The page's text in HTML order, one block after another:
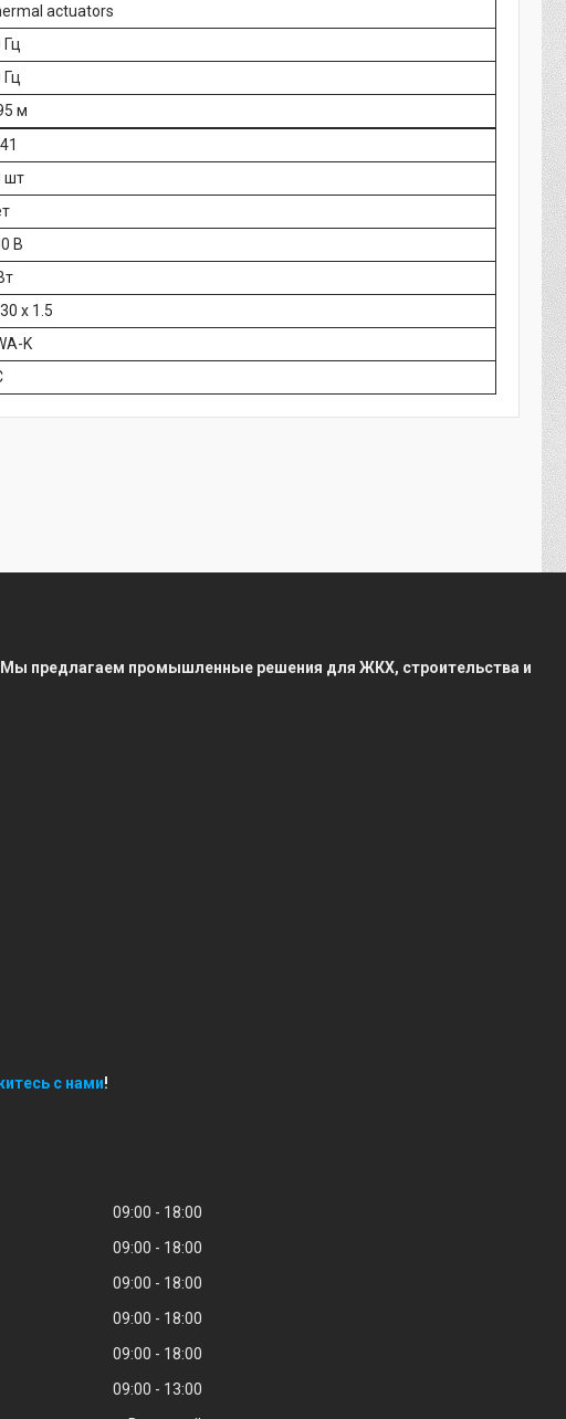
actuators
Гц
Гц
м
шт
В
x 1.5
K
предлагаем промышленные решения для ЖКХ, строительства и
с нами!
09:00
18:00
09:00
18:00
09:00
18:00
09:00
18:00
09:00
18:00
09:00
13:00